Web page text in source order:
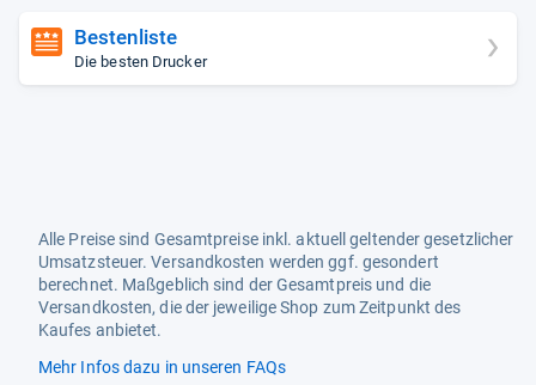
Bestenliste
Die besten Drucker
Alle Preise sind Gesamtpreise inkl. aktuell geltender gesetzlicher
Umsatzsteuer. Versandkosten werden ggf. gesondert
berechnet. Maßgeblich sind der Gesamtpreis und die
Versandkosten, die der jeweilige Shop zum Zeitpunkt des
Kaufes anbietet.
Mehr Infos dazu in unseren FAQs